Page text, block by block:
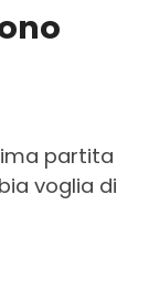
partita
voglia di